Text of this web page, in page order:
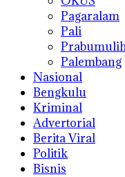
Pagaralam
Pali
Palembang
Nasional
Bengkulu
Kriminal
Advertorial
Berita Viral
Politik
Bisnis